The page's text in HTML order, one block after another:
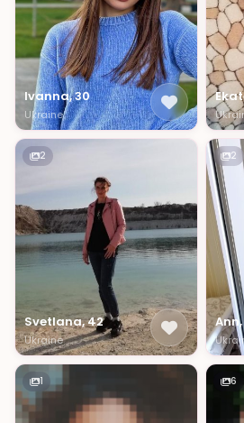
Ivanna, 30
Ukraine
2
Svetlana, 42
Ukraine
2
1 6